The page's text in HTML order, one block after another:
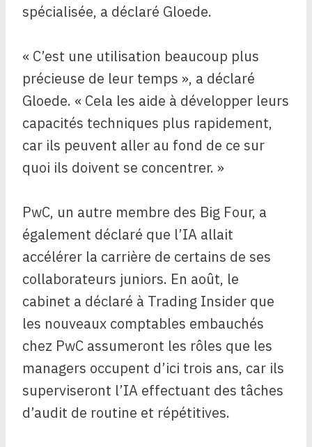
spécialisée, a déclaré Gloede.
« C’est une utilisation beaucoup plus
précieuse de leur temps », a déclaré
Gloede. « Cela les aide à développer leurs
capacités techniques plus rapidement,
car ils peuvent aller au fond de ce sur
quoi ils doivent se concentrer. »
PwC, un autre membre des Big Four, a
également déclaré que l’IA allait
accélérer la carrière de certains de ses
collaborateurs juniors. En août, le
cabinet a déclaré à Trading Insider que
les nouveaux comptables embauchés
chez PwC assumeront les rôles que les
managers occupent d’ici trois ans, car ils
superviseront l’IA effectuant des tâches
d’audit de routine et répétitives.